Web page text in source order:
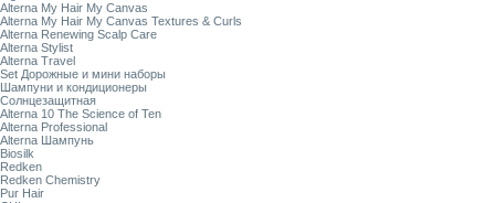
Alterna My Hair My Canvas
Alterna My Hair My Canvas Textures & Curls
Alterna Renewing Scalp Care
Alterna Stylist
Alterna Travel
Set Дорожные и мини наборы
Шампуни и кондиционеры
Солнцезащитная
Alterna 10 The Science of Ten
Alterna Professional
Alterna Шампунь
Biosilk
Redken
Redken Chemistry
Pur Hair